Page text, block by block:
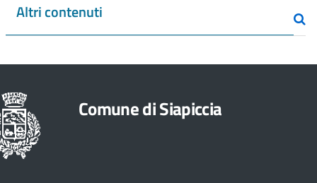
Altri contenuti
Comune di Siapiccia